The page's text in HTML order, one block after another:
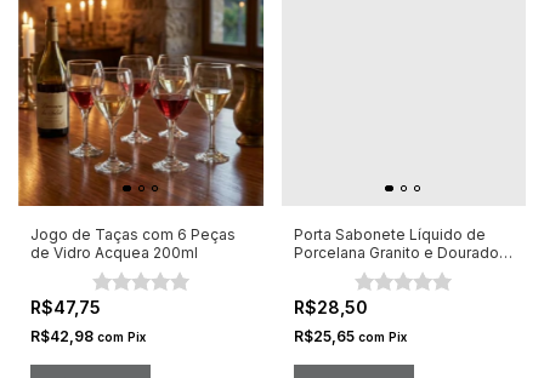
Jogo de Taças com 6 Peças
de Vidro Acquea 200ml
R$47,75
R$42,98 com Pix
Porta Sabonete Líquido de
Porcelana Granito e Dourado
R$28,50
R$25,65 com Pix